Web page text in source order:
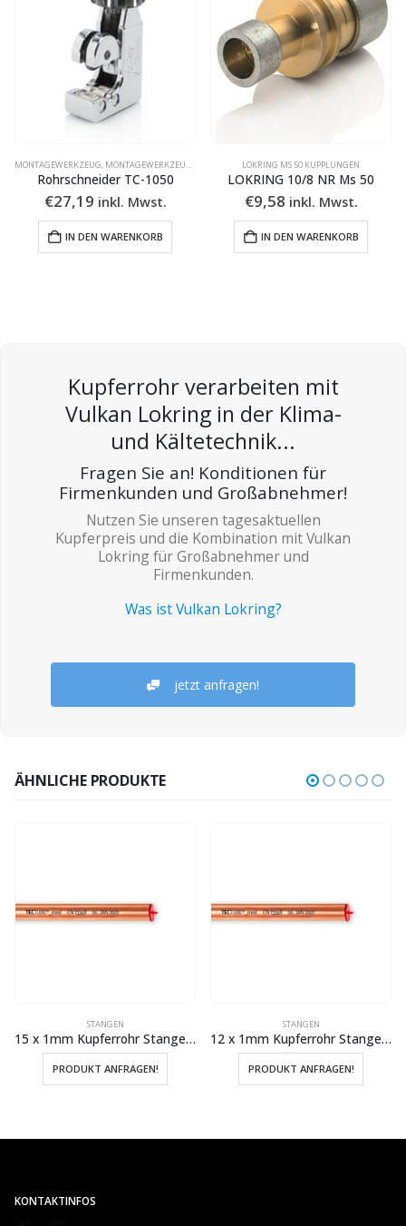
MONTAGEWERKZEUG, MONTAGEWERKZEUG NÜTZLICHES ZUBEHÖR
Rohrschneider TC-1050
€27,19 inkl. Mwst.
IN DEN WARENKORB
LOKRING MS 50 KUPPLUNGEN
LOKRING 10/8 NR Ms 50
€9,58 inkl. Mwst.
IN DEN WARENKORB
Kupferrohr verarbeiten mit
Vulkan Lokring in der Klima-
und Kältetechnik...
Fragen Sie an! Konditionen für
Firmenkunden und Großabnehmer!
Nutzen Sie unseren tagesaktuellen
Kupferpreis und die Kombination mit Vulkan
Lokring für Großabnehmer und
Firmenkunden.
Was ist Vulkan Lokring?
jetzt anfragen!
ÄHNLICHE PRODUKTE
STANGEN
15 x 1mm Kupferrohr Stangen hart 5 Meter
PRODUKT ANFRAGEN!
STANGEN
12 x 1mm Kupferrohr Stangen hart 5 Meter
PRODUKT ANFRAGEN!
KONTAKTINFOS